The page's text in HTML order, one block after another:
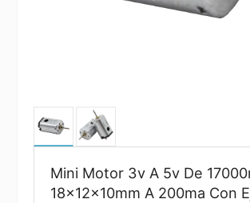
Mini Motor 3v A 5v De
18x12x10mm A 200ma Con